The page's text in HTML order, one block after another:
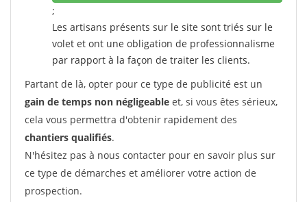
;
Les artisans présents sur le site sont triés sur le
volet et ont une obligation de professionnalisme
par rapport à la façon de traiter les clients.
Partant de là, opter pour ce type de publicité est un
gain de temps non négligeable et, si vous êtes sérieux,
cela vous permettra d'obtenir rapidement des
chantiers qualifiés.
N'hésitez pas à nous contacter pour en savoir plus sur
ce type de démarches et améliorer votre action de
prospection.